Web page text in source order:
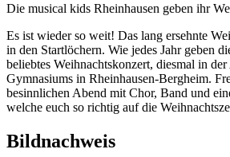
Die musical kids Rheinhausen geben ihr
Es ist wieder so weit! Das lang ersehnte
in den Startlöchern. Wie jedes Jahr geben
beliebtes Weihnachtskonzert, diesmal in
Gymnasiums in Rheinhausen-Bergheim.
besinnlichen Abend mit Chor, Band und
welche euch so richtig auf die
Bildnachweis